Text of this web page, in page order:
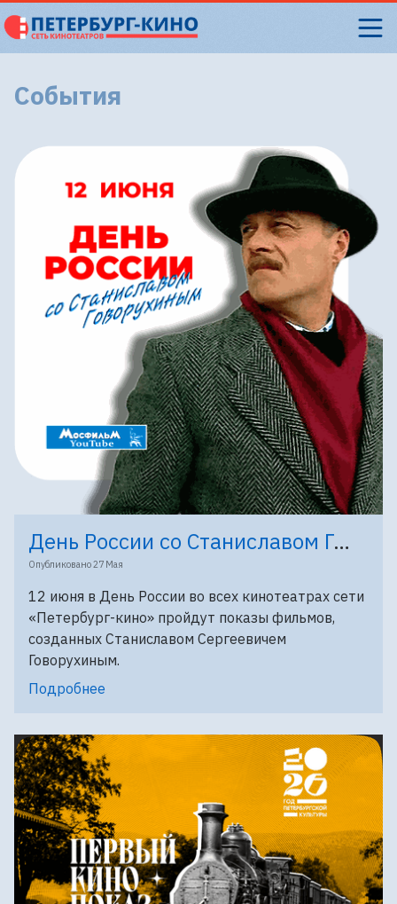
События
День России со Станиславом Говорухиным
Опубликовано27 Мая
12 июня в День России во всех кинотеатрах сети
«Петербург-кино» пройдут показы фильмов,
созданных Станиславом Сергеевичем
Говорухиным.
Подробнее